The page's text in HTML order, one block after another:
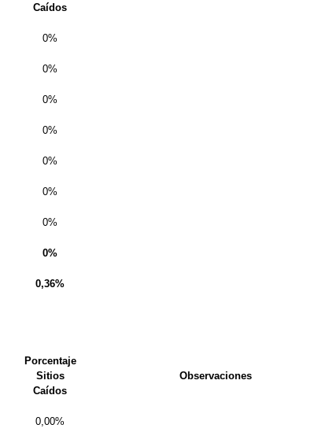
Caídos
0%
0%
0%
0%
0%
0%
0%
0%
0,36%
Porcentaje
Sitios
Caídos
Observaciones
0,00%